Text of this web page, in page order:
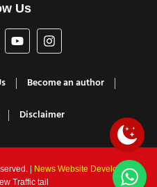
Us
Become an author
Disclaimer
|
News Website Development
Traffic tail